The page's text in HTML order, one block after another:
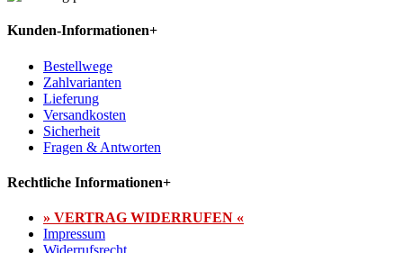
Kunden-Informationen+
Bestellwege
Zahlvarianten
Lieferung
Versandkosten
Sicherheit
Fragen & Antworten
Rechtliche Informationen+
» VERTRAG WIDERRUFEN «
Impressum
Widerrufsrecht